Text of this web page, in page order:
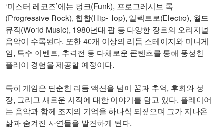
‘미스터 레코즈’에는 펑크(Funk), 프로그레시브 록
(Progressive Rock), 힙합(Hip-Hop), 일렉트로(Electro), 월드
뮤직(World Music), 1980년대 팝 등 다양한 장르의 오리지널
음악이 수록된다. 또한 40개 이상의 리듬 스테이지와 미니게
임, 특수 이벤트, 추격전 등 다채로운 콘텐츠를 통해 풍성한
플레이 경험을 제공할 예정이다.
특히 게임은 단순한 리듬 액션을 넘어 꿈과 추억, 후회와 성
장, 그리고 새로운 시작에 대한 이야기를 담고 있다. 플레이어
는 음악과 함께 조지의 기억을 하나씩 되짚으며 그가 지나온
삶과 숨겨진 사연들을 발견하게 된다.